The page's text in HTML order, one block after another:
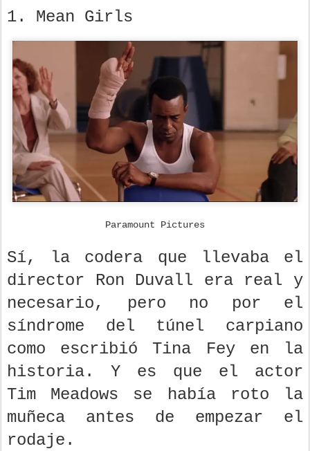
1. Mean Girls
Paramount Pictures
Sí, la codera que llevaba el
director Ron Duvall era real y
necesario, pero no por el
síndrome del túnel carpiano
como escribió Tina Fey en la
historia. Y es que el actor
Tim Meadows se había roto la
muñeca antes de empezar el
rodaje.